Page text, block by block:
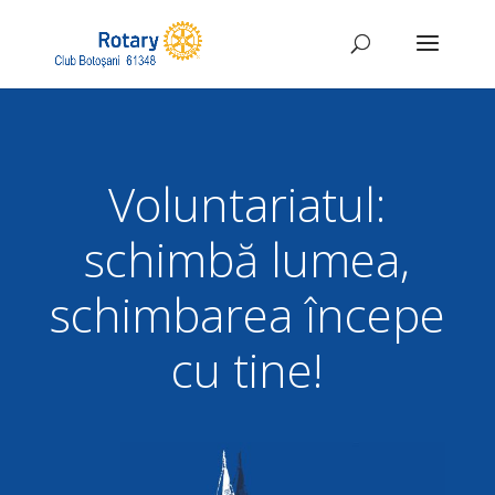
Voluntariatul:
schimbă lumea,
schimbarea începe
cu tine!